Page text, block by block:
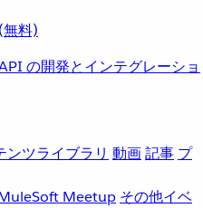
料)
の開発とインテグレーショ
ンツライブラリ 動画記事 プ
Meetup その他イベ